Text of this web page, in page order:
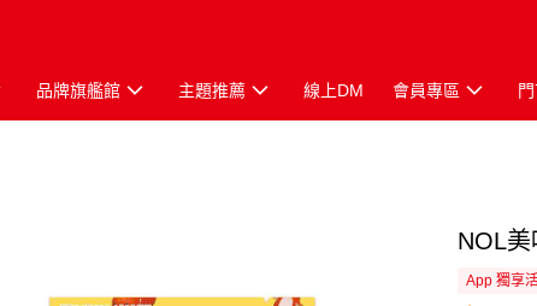
品牌旗艦館 主題推薦 線上DM 會員專區
NOL
App 獨享